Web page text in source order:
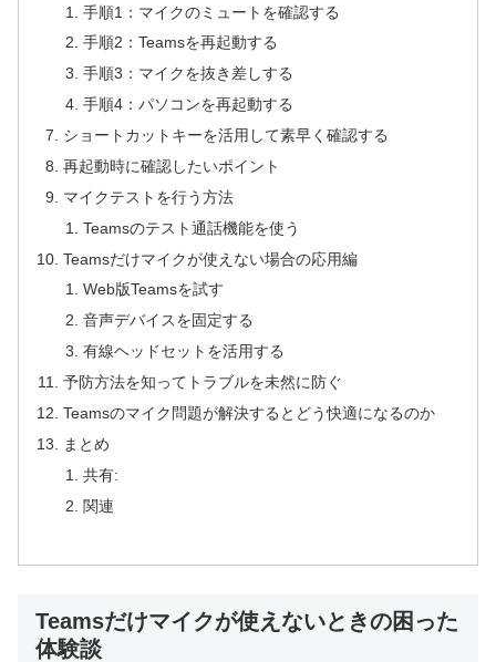
手順1：マイクのミュートを確認する
手順2：Teamsを再起動する
手順3：マイクを抜き差しする
手順4：パソコンを再起動する
ショートカットキーを活用して素早く確認する
再起動時に確認したいポイント
マイクテストを行う方法
Teamsのテスト通話機能を使う
Teamsだけマイクが使えない場合の応用編
Web版Teamsを試す
音声デバイスを固定する
有線ヘッドセットを活用する
予防方法を知ってトラブルを未然に防ぐ
Teamsのマイク問題が解決するとどう快適になるのか
まとめ
共有:
関連
Teamsだけマイクが使えないときの困った
体験談